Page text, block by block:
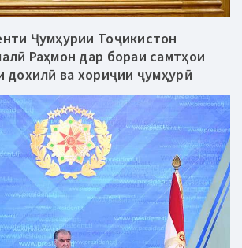
Ҷумҳурии Тоҷикистон
Раҳмон дар бораи самтҳои
дохилӣ ва хориҷии ҷумҳурӣ